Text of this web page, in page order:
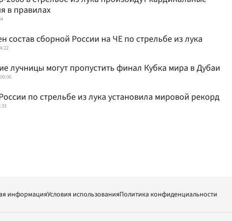
в правилах
состав сборной России на ЧЕ по стрельбе из лука
лучницы могут пропустить финал Кубка мира в Дубаи
по стрельбе из лука установила мировой рекорд
информацияУсловия использованияПолитика конфиденциальности